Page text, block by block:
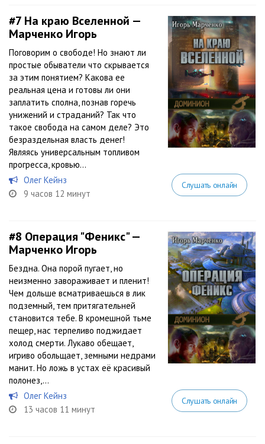
#7 На краю Вселенной —
Марченко Игорь
Поговорим о свободе! Но знают ли
простые обыватели что скрывается
за этим понятием? Какова ее
реальная цена и готовы ли они
заплатить сполна, познав горечь
унижений и страданий? Так что
такое свобода на самом деле? Это
безраздельная власть денег!
Являясь универсальным топливом
прогресса, кровью...
Олег Кейнз
9 часов 12 минут
Слушать онлайн
#8 Операция "Феникс" —
Марченко Игорь
Бездна. Она порой пугает, но
неизменно завораживает и пленит!
Чем дольше всматриваешься в лик
подземный, тем притягательней
становится тебе. В кромешной тьме
пещер, нас терпеливо поджидает
холод смерти. Лукаво обещает,
игриво обольщает, земными недрами
манит. Но ложь в устах её красивый
полонез,...
Олег Кейнз
13 часов 11 минут
Слушать онлайн